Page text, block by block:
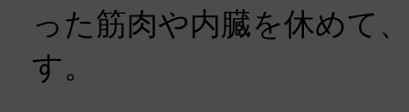
った筋肉や内臓を休めて
す。